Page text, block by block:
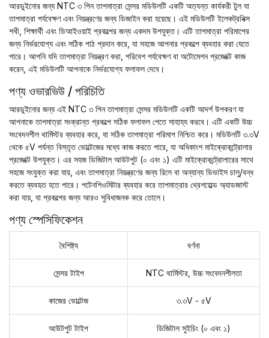
আরডুইনোর জন্য NTC ৩ পিন তাপমাত্রা সেন্সর মডিউলটি একটি অত্যন্ত কার্যকরী টুল যা
তাপমাত্রা পর্যবেক্ষণ এবং নিয়ন্ত্রণের জন্য ডিজাইন করা হয়েছে। এই মডিউলটি ইলেকট্রনিক্স
শখী, শিক্ষার্থী এবং ডিআইওয়াই প্রকল্পের জন্য একদম উপযুক্ত। এটি তাপমাত্রা পরিমাপের
জন্য নির্ভরযোগ্য এবং সঠিক পাঠ প্রদান করে, যা সহজে আপনার প্রকল্পে ব্যবহার করা যেতে
পারে। আপনি যদি তাপমাত্রা নিয়ন্ত্রণ করা, পরিবেশ পর্যবেক্ষণ বা অটোমেশন প্রজেক্টে কাজ
করেন, এই মডিউলটি আপনাকে নির্ভরযোগ্য ফলাফল দেবে।
পণ্য ওভারভিউ / পরিচিতি
আরডুইনোর জন্য এই NTC ৩ পিন তাপমাত্রা সেন্সর মডিউলটি একটি আদর্শ উপকরণ যা
আপনাকে তাপমাত্রা সংক্রান্ত প্রকল্পে সঠিক ফলাফল পেতে সাহায্য করবে। এটি একটি উচ্চ
সংবেদনশীল থার্মিস্টর ব্যবহার করে, যা সঠিক তাপমাত্রা পরিমাপ নিশ্চিত করে। মডিউলটি ৩.৩V
থেকে ৫V পর্যন্ত বিস্তৃত ভোল্টেজের মধ্যে কাজ করতে পারে, যা অধিকাংশ মাইক্রোকন্ট্রোলার
প্রজেক্টে উপযুক্ত। এর সহজ ডিজিটাল আউটপুট (০ এবং ১) এটি মাইক্রোকন্ট্রোলারের সাথে
সহজে সংযুক্ত করা যায়, এবং তাপমাত্রা নিয়ন্ত্রণের জন্য রিলে বা অন্যান্য ডিভাইস চালু/বন্ধ
করতে ব্যবহৃত হতে পারে। পটেনশিওমিটার ব্যবহার করে তাপমাত্রার থ্রেশহোল্ড অ্যাডজাস্ট
করা যায়, যা প্রকল্পের জন্য আরও সুবিধাজনক করে তোলে।
পণ্য স্পেসিফিকেশন
বৈশিষ্ট্য বর্ণনা
সেন্সর টাইপ NTC থার্মিস্টর, উচ্চ সংবেদনশীলতা
কাজের ভোল্টেজ ৩.৩V - ৫V
আউটপুট টাইপ ডিজিটাল সুইচিং (০ এবং ১)